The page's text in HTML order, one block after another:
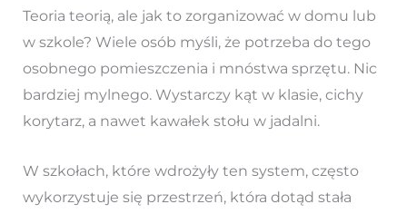
Teoria teorią, ale jak to zorganizować w domu lub
w szkole? Wiele osób myśli, że potrzeba do tego
osobnego pomieszczenia i mnóstwa sprzętu. Nic
bardziej mylnego. Wystarczy kąt w klasie, cichy
korytarz, a nawet kawałek stołu w jadalni.
W szkołach, które wdrożyły ten system, często
wykorzystuje się przestrzeń, która dotąd stała